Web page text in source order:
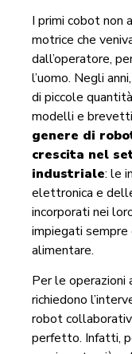
I primi cobot non
motrice che
dall’operatore,
l’uomo. Negli
di piccole
modelli e
genere di
crescita nel
industriale: le
elettronica e
incorporati nei
impiegati sempre
alimentare.
Per le operazioni
richiedono
robot
perfetto. Infatti,